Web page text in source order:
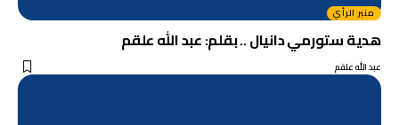
منبر الرأي
هدية ستورمي دانيال .. بقلم: عبد الله علقم
عبد الله علقم